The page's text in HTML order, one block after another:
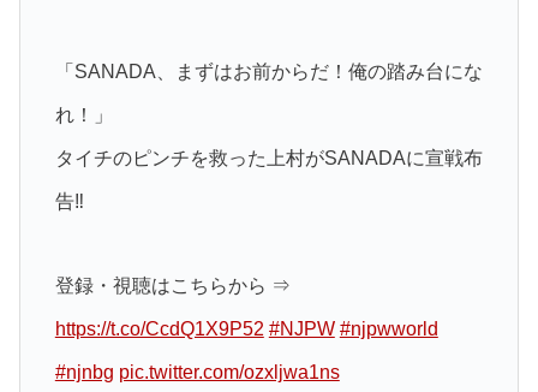
「SANADA、まずはお前からだ！俺の踏み台にな
れ！」
タイチのピンチを救った上村がSANADAに宣戦布
告‼️
登録・視聴はこちらから ⇒
https://t.co/CcdQ1X9P52 #NJPW #njpwworld
#njnbg pic.twitter.com/ozxljwa1ns